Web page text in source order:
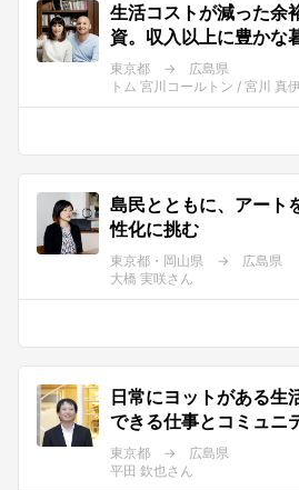
生活コストが減った余
資。収入以上に豊かな
東京都 → 広島県
トム 宮川コールトン / 宮川 真
島民とともに、アート
性化に挑む
東京都・岡山県 → 広島県
大橋 実咲さん
日常にヨットがある生
できる仕事とコミュニ
東京都 → 広島県
平田 欽也さん